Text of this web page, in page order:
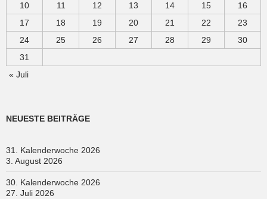
10
11 12 13 14 15
16
17
18 19 20 21 22
23
24
25 26 27 28 29
30
31
« Juli
NEUESTE BEITRÄGE
31. Kalenderwoche 2026
3. August 2026
30. Kalenderwoche 2026
27. Juli 2026